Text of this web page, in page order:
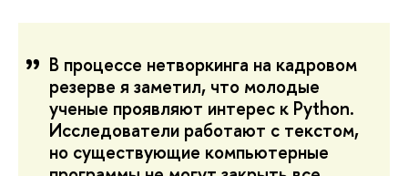
В процессе нетворкинга на кадровом
резерве я заметил, что молодые
ученые проявляют интерес к Python.
Исследователи работают с текстом,
но существующие компьютерные